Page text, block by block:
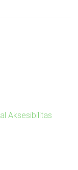
Aksesibilitas